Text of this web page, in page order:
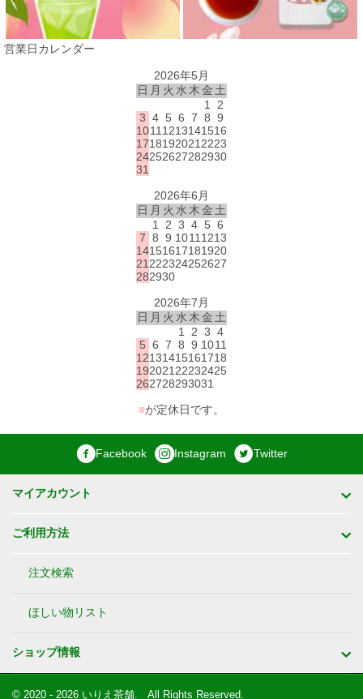
営業日カレンダー
2026年5月
日 月 火 水 木金 土
1
2
3 4 5 6 7 8 9
1011 1213141516
1718192021 2223
24252627282930
31
2026年6月
日 月 火 水 木金 土
1
2 3 4 5 6
7 8 9 1011 1213
14151617181920
21 222324252627
282930
2026年7月
日 月 火 水 木金 土
1
2 3 4
5 6 7 8 9 1011
12131415161718
192021 22232425
262728293031
■が定休日です。
Facebook Instagram Twitter
マイアカウント
ご利用方法
注文検索
ほしい物リスト
ショップ情報
© 2020 - 2026 いりえ茶舗. All Rights Reserved.